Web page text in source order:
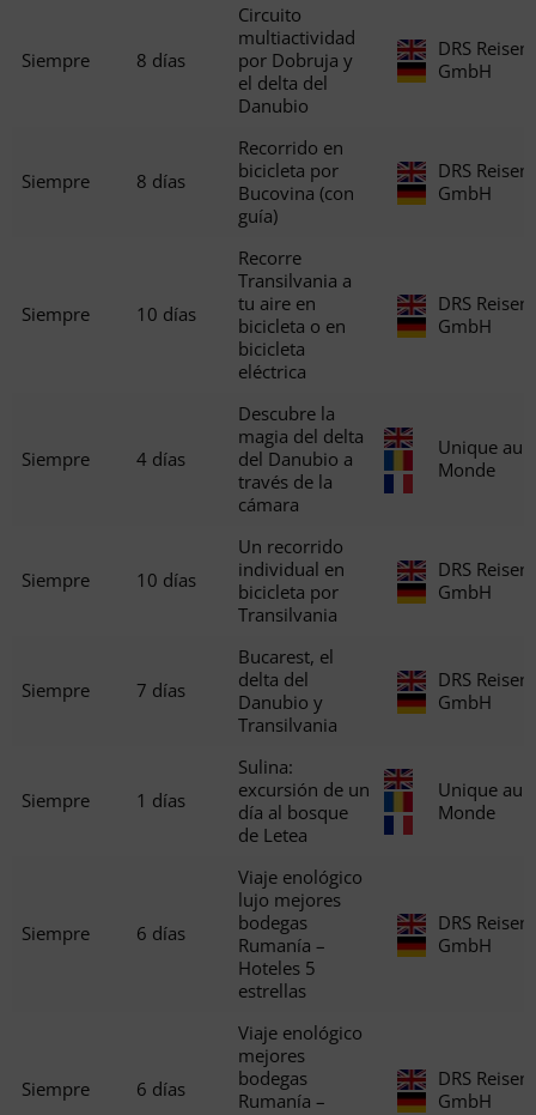
Siempre 8 días
Circuito
multiactividad
por Dobruja y
el delta del
Danubio
DRS Reisen
GmbH
Siempre 8 días
Recorrido en
bicicleta por
Bucovina (con
guía)
DRS Reisen
GmbH
Siempre 10 días
Recorre
Transilvania a
tu aire en
bicicleta o en
bicicleta
eléctrica
DRS Reisen
GmbH
Siempre 4 días
Descubre la
magia del delta
del Danubio a
través de la
cámara
Unique au
Monde
Siempre 10 días
Un recorrido
individual en
bicicleta por
Transilvania
DRS Reisen
GmbH
Siempre 7 días
Bucarest, el
delta del
Danubio y
Transilvania
DRS Reisen
GmbH
Siempre 1 días
Sulina:
excursión de un
día al bosque
de Letea
Unique au
Monde
Siempre 6 días
Viaje enológico
lujo mejores
bodegas
Rumanía –
Hoteles 5
estrellas
DRS Reisen
GmbH
Siempre 6 días
Viaje enológico
mejores
bodegas
Rumanía –
DRS Reisen
GmbH